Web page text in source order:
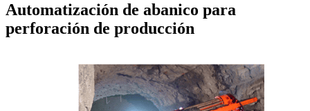
Automatización de abanico para
perforación de producción